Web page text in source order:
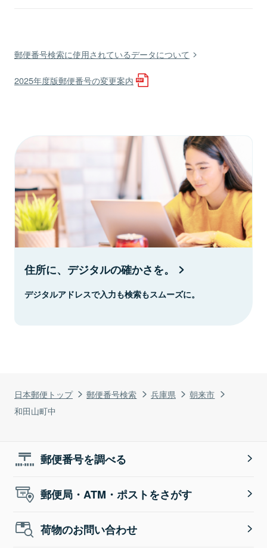
日本郵便トップ 郵便番号検索 兵庫県
朝来市
和田山町中
郵便番号検索に使用されているデータについて
2025年度版郵便番号の変更案内
住所に、デジタルの確かさを。
デジタルアドレスで入力も検索もスムーズに。
郵便番号を調べる
郵便局・ATM・ポストをさがす
荷物のお問い合わせ